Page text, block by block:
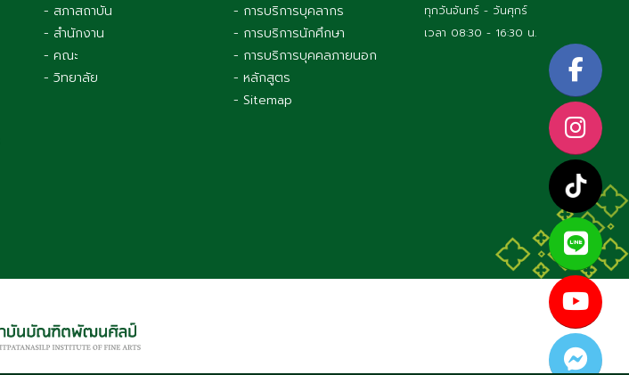
- สภาสถาบัน
- สำนักงาน
- คณะ
- วิทยาลัย
- การบริการบุคลากร
- การบริการนักศึกษา
- การบริการบุคคลภายนอก
- หลักสูตร
- Sitemap
ทุกวันจันทร์ - วันศุกร์
เวลา 08:30 - 16:30 น.